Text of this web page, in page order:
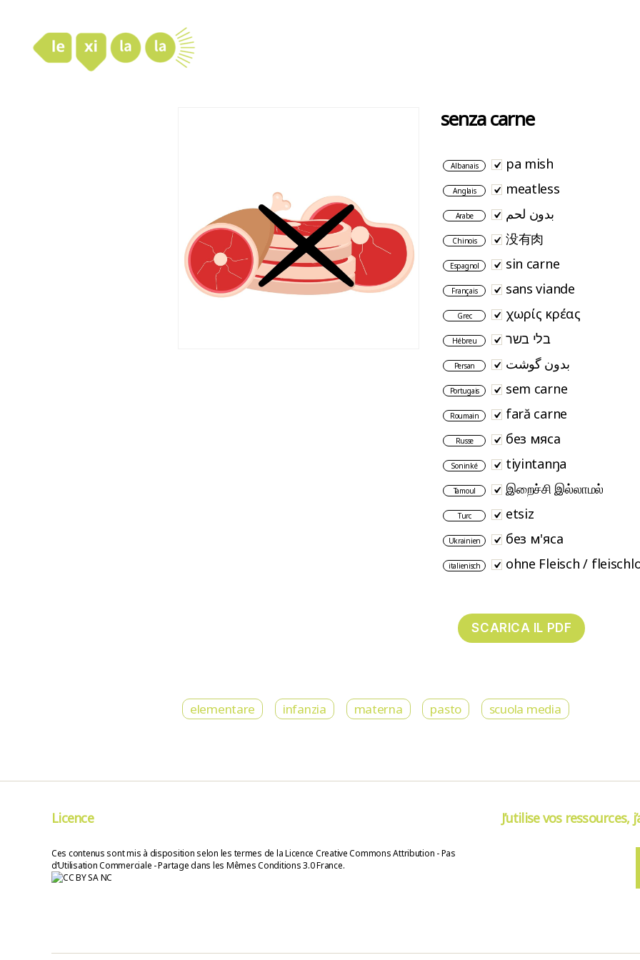
senza carne
Albanais pa mish
Anglais meatless
Arabe بدون لحم
Chinois 没有肉
Espagnol sin carne
Français sans viande
Grec χωρίς κρέας
Hébreu בלי בשר
Persan بدون گوشت
Portugais sem carne
Roumain fară carne
Russe без мяса
Soninké tiyintanŋa
Tamoul இறைச்சி இல்லாமல்
Turc etsiz
Ukrainien без м'яса
italienisch ohne Fleisch /
elementare infanzia materna pasto scuola media
Licence
Ces contenus sont mis à disposition selon les termes de la Licence Creative Commons Attribution - Pas
d’Utilisation Commerciale - Partage dans les Mêmes Conditions 3.0 France.
J’utilise vos